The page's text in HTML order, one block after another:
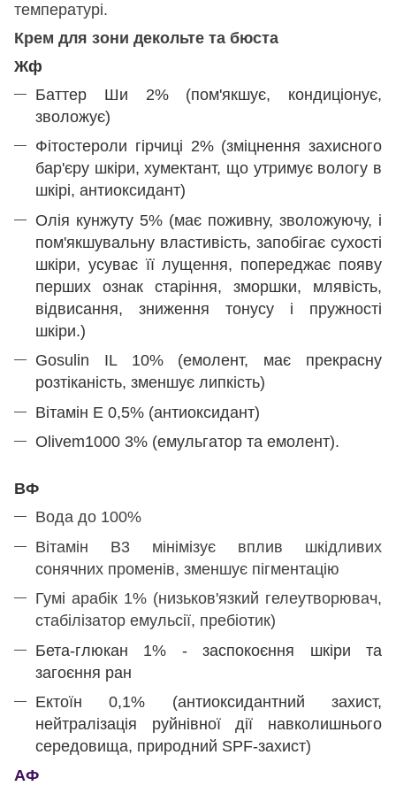
температурі.
Крем для зони декольте та бюста
Жф
Баттер Ши 2% (пом'якшує, кондиціонує,
зволожує)
Фітостероли гірчиці 2% (зміцнення захисного
бар'єру шкіри, хумектант, що утримує вологу в
шкірі, антиоксидант)
Олія кунжуту 5% (має поживну, зволожуючу, і
пом'якшувальну властивість, запобігає сухості
шкіри, усуває її лущення, попереджає появу
перших ознак старіння, зморшки, млявість,
відвисання, зниження тонусу і пружності
шкіри.)
Gosulin IL 10% (емолент, має прекрасну
розтіканість, зменшує липкість)
Вітамін Е 0,5% (антиоксидант)
Olivem1000 3% (емульгатор та емолент).
ВФ
Вода до 100%
Вітамін В3 мінімізує вплив шкідливих
сонячних променів, зменшує пігментацію
Гумі арабік 1% (низьков'язкий гелеутворювач,
стабілізатор емульсії, пребіотик)
Бета-глюкан 1% - заспокоєння шкіри та
загоєння ран
Ектоїн 0,1% (антиоксидантний захист,
нейтралізація руйнівної дії навколишнього
середовища, природний SPF-захист)
АФ